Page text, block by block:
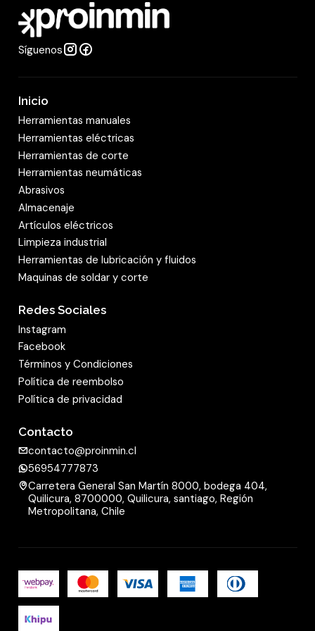
programación de encendido/apagado y
monitoreo del consumo energético, todo desde
tu smartphone.
Descripción: Incluye modos de enfriamiento,
calefacción, deshumidificación, ventilación y
modo automático.
Beneficio: Versatilidad para adaptarse a
cualquier necesidad de climatización.
Control Remoto:
Descripción: Control remoto con pantalla LCD
Beneficio: Comodidad y simplicidad en el ajuste
de las configuraciones.
Diseño Elegante:
integra perfectamente en cualquier decoración
interior.
Beneficio: Aporta un toque estético además de
funcionalidad.
Filtro de Aire Lavable:
Descripción: Filtro de fácil acceso y limpieza.
Beneficio: Mantiene el aire limpio y reduce los
d
Síguenos
Inicio
Herramientas manuales
Herramientas eléctricas
Herramientas de corte
Herramientas neumáticas
Abrasivos
Almacenaje
Artículos eléctricos
Limpieza industrial
Herramientas de lubricación y fluidos
Maquinas de soldar y corte
Redes Sociales
Instagram
Facebook
Términos y Condiciones
Política de reembolso
Política de privacidad
Contacto
contacto@proinmin.cl
56954777873
Carretera General San Martín 8000, bodega 404,
Quilicura, 8700000, Quilicura, santiago, Región
Metropolitana, Chile